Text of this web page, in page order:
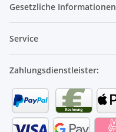
Gesetzliche Informationen
Service
Zahlungsdienstleister: